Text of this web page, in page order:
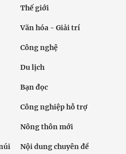
Thế giới
Văn hóa - Giải trí
Công nghệ
Du lịch
Bạn đọc
Công nghiệp hỗ trợ
Nông thôn mới
Nội dung chuyên đề